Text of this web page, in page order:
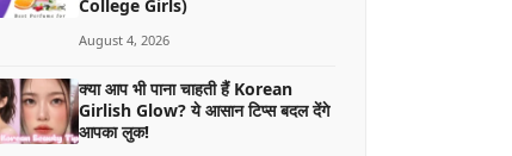
College Girls)
August 4, 2026
क्या आप भी पाना चाहती हैं Korean
Girlish Glow? ये आसान टिप्स बदल देंगे
आपका लुक!